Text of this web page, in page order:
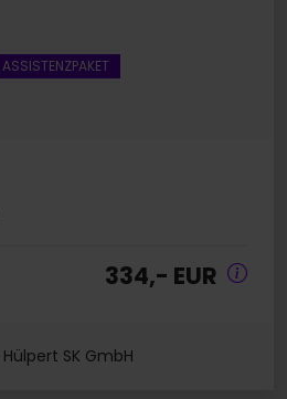
ASSISTENZPAKET
334,- EUR
SK GmbH